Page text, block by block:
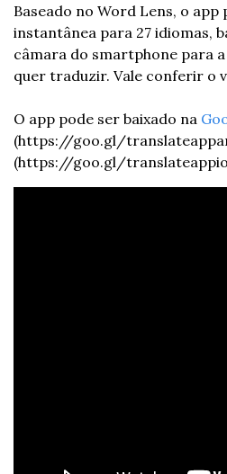
Baseado no Word Lens, o
instantânea para 27 idiomas,
câmara do smartphone para
quer traduzir. Vale conferir o
O app pode ser baixado na
(https://goo.gl/
(https://goo.gl/